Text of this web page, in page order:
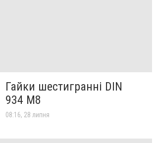
Гайки шестигранні DIN
934 М8
08:16, 28 липня